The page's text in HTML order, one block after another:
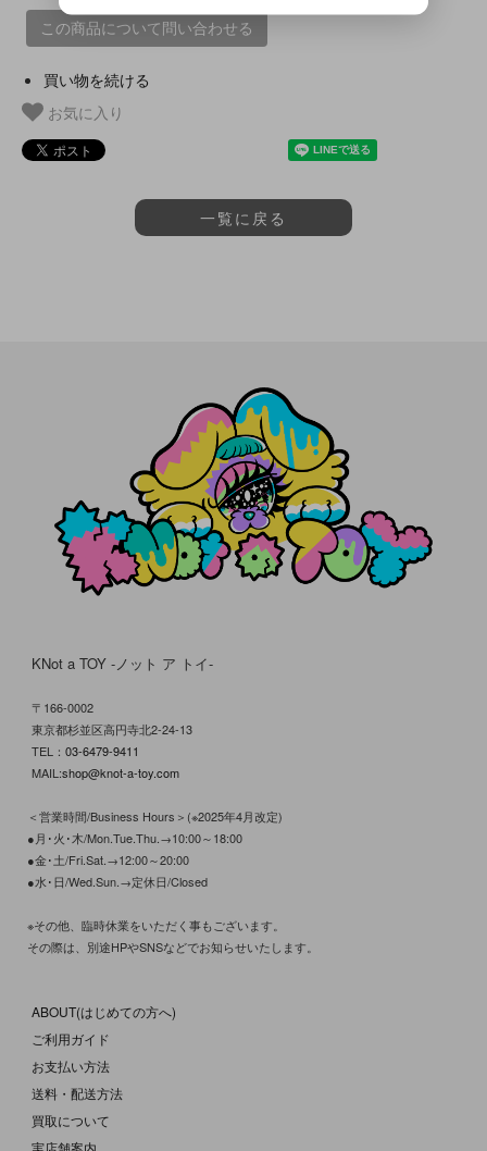
この商品について問い合わせる
買い物を続ける
お気に入り
一覧に戻る
KNot a TOY -ノット ア トイ-
〒166-0002
東京都杉並区高円寺北2-24-13
TEL： 03-6479-9411
MAIL:shop@knot-a-toy.com
＜営業時間/Business Hours＞(※2025年4月改定)
●月･火･木/Mon.Tue.Thu.→10:00～18:00
●金･土/Fri.Sat.→12:00～20:00
●水･日/Wed.Sun.→定休日/Closed
※その他、臨時休業をいただく事もございます。
その際は、別途HPやSNSなどでお知らせいたします。
ABOUT(はじめての方へ)
ご利用ガイド
お支払い方法
送料・配送方法
買取について
実店舗案内